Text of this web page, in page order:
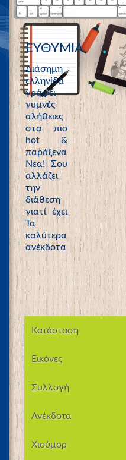
ΕΥΘΥΜΙΑ
Διάσημη
ελληνίδα
γράφει
γυμνές
αλήθειες
στα πιο
hot &
παράξενα
Νέα! Σου
αλλάζει
την
διάθεση
γιατί έχει
Τα
καλύτερα
ανέκδοτα
Κατάσταση
Εικόνες
Συλλογή
Ανέκδοτα
Χιούμορ